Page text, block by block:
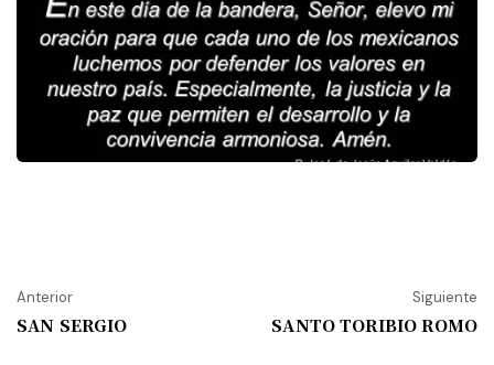
Anterior
SAN SERGIO
Siguiente
SANTO TORIBIO ROMO